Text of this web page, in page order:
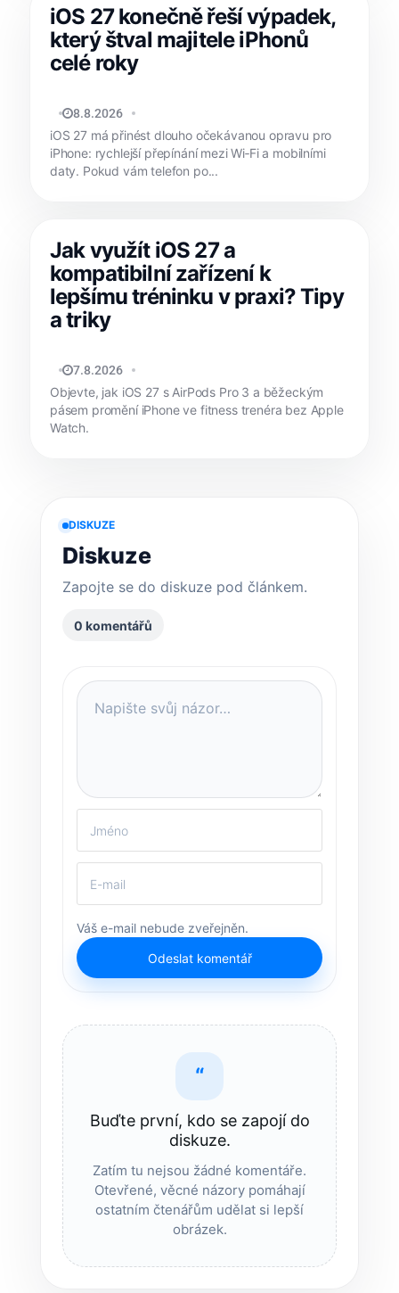
iOS 27 konečně řeší výpadek,
který štval majitele iPhonů
celé roky
JAN HOLEŠ
8.8.2026
iOS 27 má přinést dlouho očekávanou opravu pro
iPhone: rychlejší přepínání mezi Wi‑Fi a mobilními
daty. Pokud vám telefon po...
Jak využít iOS 27 a
kompatibilní zařízení k
lepšímu tréninku v praxi? Tipy
a triky
MATYÁŠ KOZÁK
7.8.2026
Objevte, jak iOS 27 s AirPods Pro 3 a běžeckým
pásem promění iPhone ve fitness trenéra bez Apple
Watch.
DISKUZE
Diskuze
Zapojte se do diskuze pod článkem.
0 komentářů
Váš e-mail nebude zveřejněn.
Odeslat komentář
“
Buďte první, kdo se zapojí do
diskuze.
Zatím tu nejsou žádné komentáře.
Otevřené, věcné názory pomáhají
ostatním čtenářům udělat si lepší
obrázek.